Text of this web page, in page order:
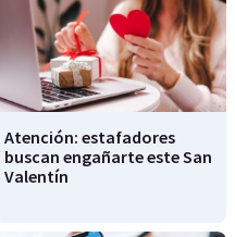
Atención: estafadores
buscan engañarte este San
Valentín